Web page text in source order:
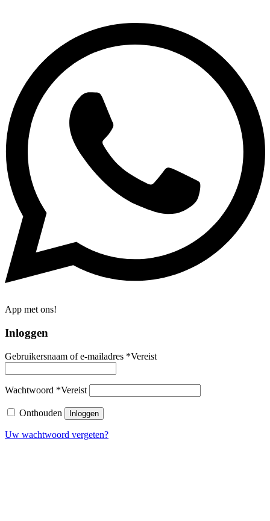
App met ons!
Inloggen
Gebruikersnaam of e-mailadres *Vereist
Wachtwoord *Vereist
Onthouden Inloggen
Uw wachtwoord vergeten?